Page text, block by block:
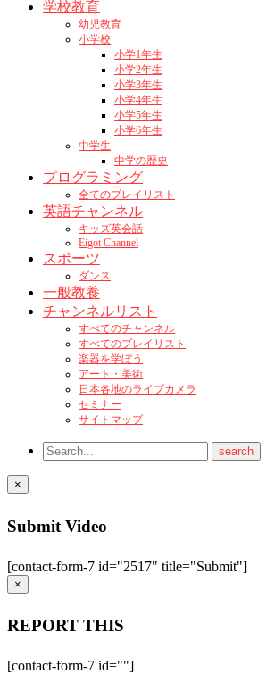
学校教育
幼児教育
小学校
小学1年生
小学2年生
小学3年生
小学4年生
小学5年生
小学6年生
中学生
中学の歴史
プログラミング
全てのプレイリスト
英語チャンネル
キッズ英会話
Eigot Channel
スポーツ
ダンス
一般教養
チャンネルリスト
すべてのチャンネル
すべてのプレイリスト
楽器を学ぼう
アート・美術
日本各地のライブカメラ
セミナー
サイトマップ
×
Submit Video
[contact-form-7 id="2517" title="Submit"]
×
REPORT THIS
[contact-form-7 id=""]